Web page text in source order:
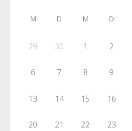
M D M D
29 30 1 2
6 7 8 9
13 14 15 16
20 21 22 23